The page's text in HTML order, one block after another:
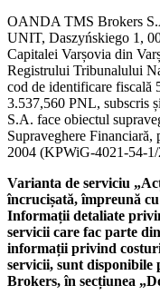
OANDA TMS Brokers
UNIT, Daszyńskiego 1,
Capitalei Varșovia din
Registrului Tribunalului
cod de identificare fiscală
3.537,560 PNL, subscris
S.A. face obiectul
Supraveghere
2004 (KPWiG-4021-54-
Varianta de serviciu
încrucișată, împreună
Informații detaliate
servicii care fac parte
informații privind
servicii, sunt
Brokers, în secțiunea